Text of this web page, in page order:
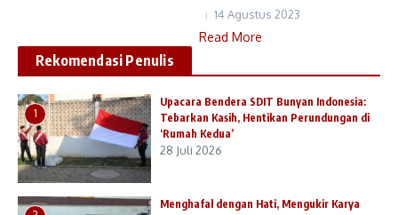
14 Agustus 2023
Read More
Rekomendasi Penulis
1
Upacara Bendera SDIT Bunyan Indonesia:
Tebarkan Kasih, Hentikan Perundungan di
‘Rumah Kedua’
28 Juli 2026
Menghafal dengan Hati, Mengukir Karya